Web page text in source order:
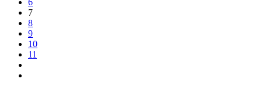
7
8
9
10
11